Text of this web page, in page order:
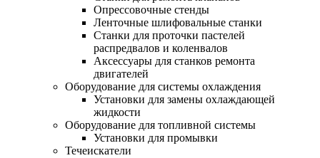
Опрессовочные стенды
Ленточные шлифовальные станки
Станки для проточки пастелей
распредвалов и коленвалов
Аксессуары для станков ремонта
двигателей
Оборудование для системы охлаждения
Установки для замены охлаждающей
жидкости
Оборудование для топливной системы
Установки для промывки
Течеискатели